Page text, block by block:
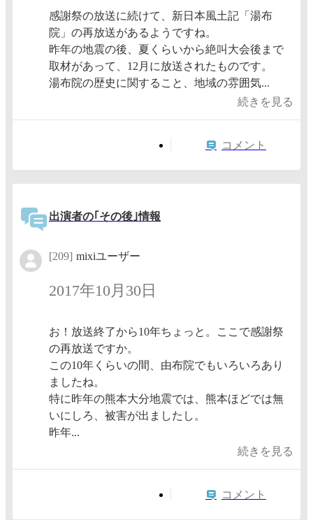
感謝祭の放送に続けて、新日本風土記「湯布
院」の再放送があるようですね。
昨年の地震の後、夏くらいから絶叫大会後まで
取材があって、12月に放送されたものです。
湯布院の歴史に関すること、地域の雰囲気...
続きを見る
コメント
出演者の｢その後｣情報
[209] mixiユーザー
2017年10月30日
お！放送終了から10年ちょっと。ここで感謝祭
の再放送ですか。
この10年くらいの間、由布院でもいろいろあり
ましたね。
特に昨年の熊本大分地震では、熊本ほどでは無
いにしろ、被害が出ましたし。
昨年...
続きを見る
コメント